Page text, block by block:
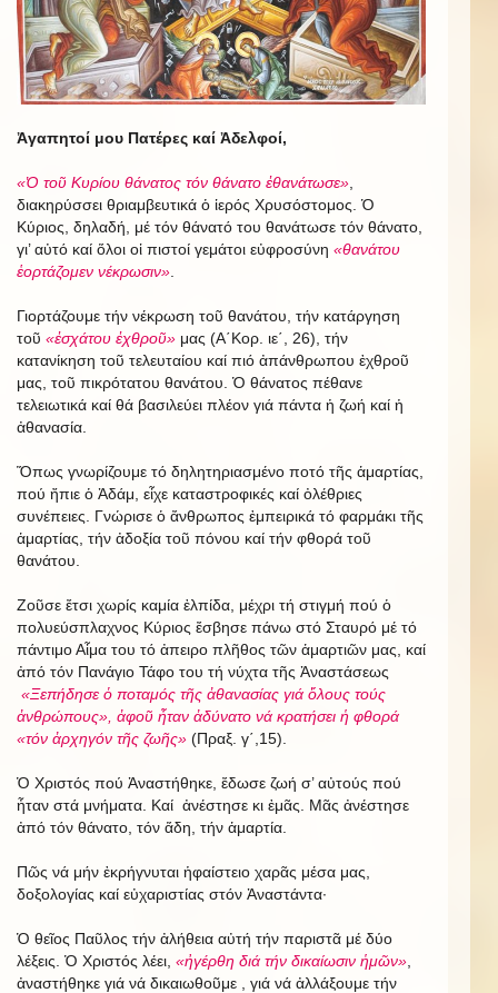
Ἀγαπητοί μου Πατέρες καί Ἀδελφοί,
«Ὁ τοῦ Κυρίου θάνατος τόν θάνατο ἐθανάτωσε»
διακηρύσσει θριαμβευτικά ὁ ἱερός Χρυσόστομος. Ὁ
Κύριος, δηλαδή, μέ τόν θάνατό του θανάτωσε τόν θάνατο,
γι’ αὐτό καί ὅλοι οἱ πιστοί γεμάτοι εὐφροσύνη «θανάτου
ἑορτάζομεν νέκρωσιν»
Γιορτάζουμε τήν νέκρωση τοῦ θανάτου, τήν κατάργηση
τοῦ «ἐσχάτου ἐχθροῦ» μας (Α΄Κορ. ιε΄, 26), τήν
κατανίκηση τοῦ τελευταίου καί πιό ἀπάνθρωπου ἐχθροῦ
μας, τοῦ πικρότατου θανάτου. Ὁ θάνατος πέθανε
τελειωτικά καί θά βασιλεύει πλέον γιά πάντα ἡ ζωή καί ἡ
ἀθανασία.
Ὅπως γνωρίζουμε τό δηλητηριασμένο ποτό τῆς ἁμαρτίας,
πού ἤπιε ὁ Ἀδάμ, εἶχε καταστροφικές καί ὀλέθριες
συνέπειες. Γνώρισε ὁ ἄνθρωπος ἐμπειρικά τό φαρμάκι τῆς
ἁμαρτίας, τήν ἀδοξία τοῦ πόνου καί τήν φθορά τοῦ
θανάτου.
Ζοῦσε ἔτσι χωρίς καμία ἐλπίδα, μέχρι τή στιγμή πού ὁ
πολυεύσπλαχνος Κύριος ἔσβησε πάνω στό Σταυρό μέ τό
πάντιμο Αἷμα του τό ἀπειρο πλῆθος τῶν ἁμαρτιῶν μας, καί
ἀπό τόν Πανάγιο Τάφο του τή νύχτα τῆς Ἀναστάσεως
«Ξεπήδησε ὁ ποταμός τῆς ἀθανασίας γιά ὅλους τούς
ἀνθρώπους», ἀφοῦ ἦταν ἀδύνατο νά κρατήσει ἡ φθορά
«τόν ἀρχηγόν τῆς ζωῆς» (Πραξ. γ΄,15).
Ὁ Χριστός πού Ἀναστήθηκε, ἔδωσε ζωή σ’ αὐτούς πού
ἦταν στά μνήματα. Καί ἀνέστησε κι ἐμᾶς. Μᾶς ἀνέστησε
ἀπό τόν θάνατο, τόν ἅδη, τήν ἁμαρτία.
Πῶς νά μήν ἐκρήγνυται ἡφαίστειο χαρᾶς μέσα μας,
δοξολογίας καί εὐχαριστίας στόν Ἀναστάντα·
Ὁ θεῖος Παῦλος τήν ἀλήθεια αὐτή τήν παριστᾶ μέ δύο
λέξεις. Ὁ Χριστός λέει, «ἠγέρθη διά τήν δικαίωσιν ἡμῶν»
ἀναστήθηκε γιά νά δικαιωθοῦμε , γιά νά ἀλλάξουμε τήν